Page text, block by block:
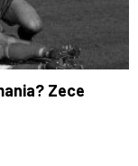
Zece